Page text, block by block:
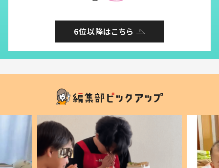
6位以降はこちら